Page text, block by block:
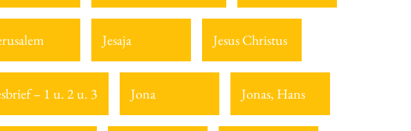
Jesaja Jesus Christus
– 1 u. 2 u. 3 Jona Jonas, Hans